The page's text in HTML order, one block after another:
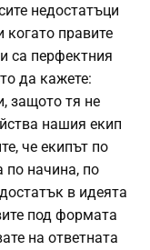
недостатъци
правите
са перфектния
да кажете:
защото тя не
нашия екип
че екипът по
по начина, по
в идеята
под формата
на ответната